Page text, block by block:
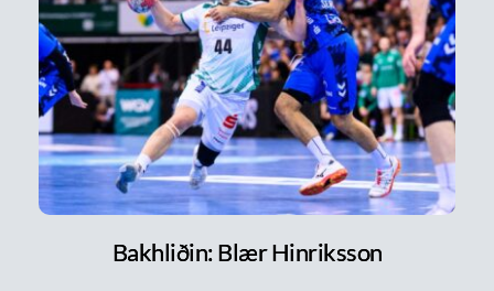
Bakhliðin: Blær Hinriksson